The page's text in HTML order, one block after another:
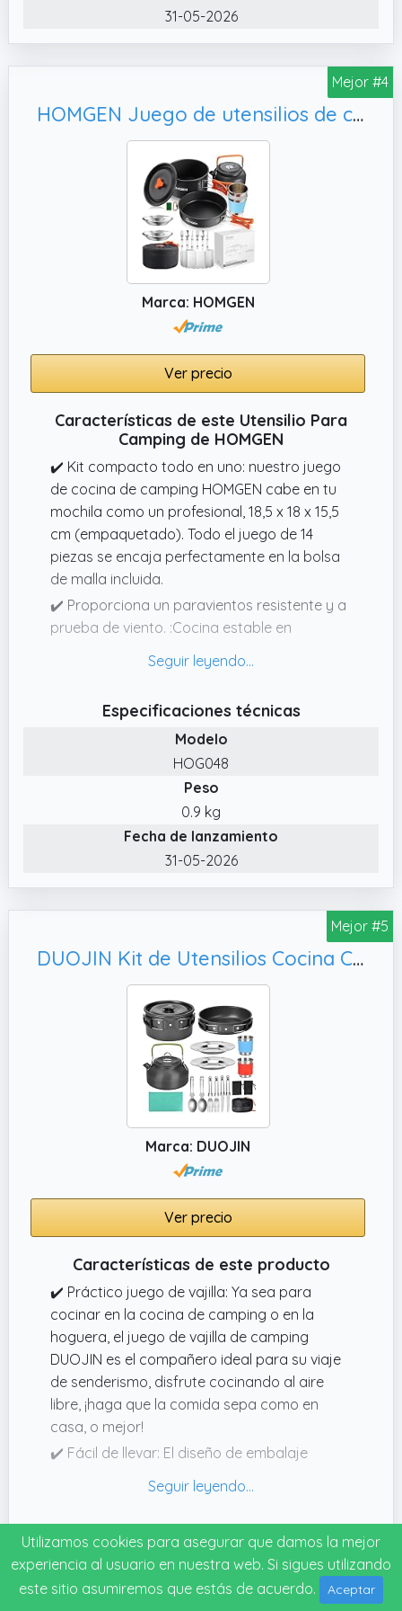
31-05-2026
Mejor #4
HOMGEN Juego de utensilios de cocina de camping portátiles con parabrisas, kit de desorden de cocina ligero para 2-3 personas
Marca: HOMGEN
Ver precio
Características de este Utensilio Para
Camping de HOMGEN
✔️ Kit compacto todo en uno: nuestro juego
de cocina de camping HOMGEN cabe en tu
mochila como un profesional, 18,5 x 18 x 15,5
cm (empaquetado). Todo el juego de 14
piezas se encaja perfectamente en la bolsa
de malla incluida.
✔️ Proporciona un paravientos resistente y a
prueba de viento. :Cocina estable en
de cocina al aire libre HOMGEN incluye un
protege las llamas de las ráfagas: hierve
agua un 20% más rápido incluso en las
cumbres montañosas con viento.
✔️ Resistente y fácil de limpiar. : Nuestro
diseño de HOMGEN para Acampar y Cocinar,
listo para la aventura, pesa solo 1270 g (¡más
ligero que 2 botellas de agua!) + La superficie
Nuestro juego de ollas y sartenes de
camping HOMGEN para cenar con estilo al
✔️ Aluminio anodizado ultraduradero: nuestro
kit de utensilios de cocina HOMGEN se cocina
más rápido y dura más tiempo. Hecho de
aluminio anodizado duro de alta calidad que
ofrece una distribución del calor un 30% más
rápida que las ollas de camping estándar
mientras resiste arañazos y corrosión.
Especificaciones técnicas
Modelo
HOG048
Peso
0.9 kg
Fecha de lanzamiento
31-05-2026
Mejor #5
DUOJIN Kit de Utensilios Cocina Camping para 1-2 Personas Ollas de Aluminio Ligero para Camping Vajilla para cocinar al Aire Libre para Cocinar al Aire Libre/Camping/Senderismo
Marca: DUOJIN
Ver precio
Características de este producto
✔️ Práctico juego de vajilla: Ya sea para
cocinar en la cocina de camping o en la
hoguera, el juego de vajilla de camping
DUOJIN es el compañero ideal para su viaje
de senderismo, disfrute cocinando al aire
libre, ¡haga que la comida sepa como en
casa, o mejor!
✔️ Fácil de llevar: El diseño de embalaje
le permite apilar todos los pequeños
artículos y herramientas que necesita para
acampar y ahorrar mucho espacio en su
mochila. Todo es muy útil.
✔️ Fácil de limpiar: Hecho para cocinar lo
Especificaciones técnicas
Modelo
001
Utilizamos cookies para asegurar que damos la mejor
experiencia al usuario en nuestra web. Si sigues utilizando
este sitio asumiremos que estás de acuerdo.
Aceptar